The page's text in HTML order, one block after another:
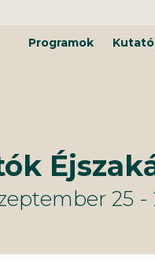
Programok
25 -